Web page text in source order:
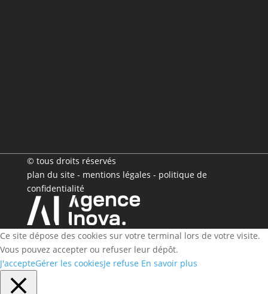
© tous droits réservés
plan du site - mentions légales - politique de
confidentialité
Ce site dépose des cookies sur votre terminal lors de votre visite.
Vous pouvez accepter ou refuser leur dépôt.
J'accepteGérer les cookiesJe refuse En savoir plus